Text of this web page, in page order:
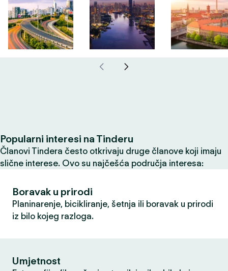
Popularni interesi na Tinderu
Članovi Tindera često otkrivaju druge članove koji imaju
slične interese. Ovo su najčešća područja interesa:
Boravak u prirodi
Planinarenje, bicikliranje, šetnja ili boravak u prirodi
iz bilo kojeg razloga.
Umjetnost